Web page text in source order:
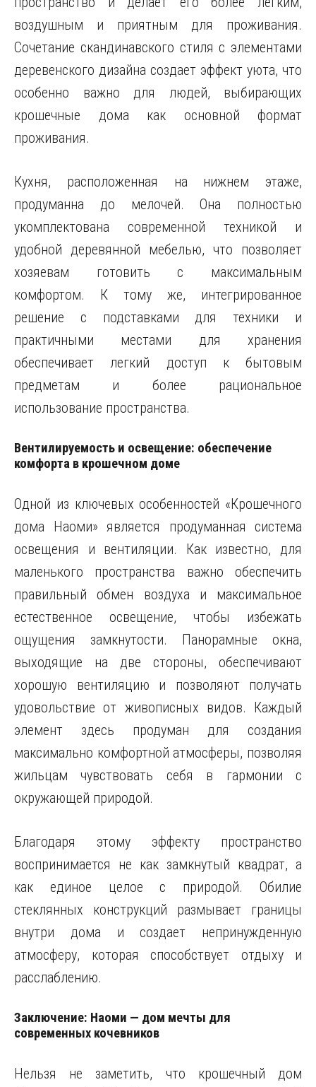
воздушным и приятным для проживания.
Сочетание скандинавского стиля с элементами
деревенского дизайна создает эффект уюта, что
особенно важно для людей, выбирающих
крошечные дома как основной формат
проживания.
Кухня, расположенная на нижнем этаже,
продуманна до мелочей. Она полностью
укомплектована современной техникой и
удобной деревянной мебелью, что позволяет
хозяевам готовить с максимальным
комфортом. К тому же, интегрированное
решение с подставками для техники и
практичными местами для хранения
обеспечивает легкий доступ к бытовым
предметам и более рациональное
использование пространства.
Вентилируемость и освещение: обеспечение
комфорта в крошечном доме
Одной из ключевых особенностей «Крошечного
дома Наоми» является продуманная система
освещения и вентиляции. Как известно, для
маленького пространства важно обеспечить
правильный обмен воздуха и максимальное
естественное освещение, чтобы избежать
ощущения замкнутости. Панорамные окна,
выходящие на две стороны, обеспечивают
хорошую вентиляцию и позволяют получать
удовольствие от живописных видов. Каждый
элемент здесь продуман для создания
максимально комфортной атмосферы, позволяя
жильцам чувствовать себя в гармонии с
окружающей природой.
Благодаря этому эффекту пространство
воспринимается не как замкнутый квадрат, а
как единое целое с природой. Обилие
стеклянных конструкций размывает границы
внутри дома и создает непринужденную
атмосферу, которая способствует отдыху и
расслаблению.
Заключение: Наоми — дом мечты для
современных кочевников
Нельзя не заметить, что крошечный дом